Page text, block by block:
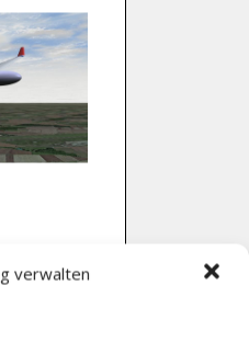
verwalten